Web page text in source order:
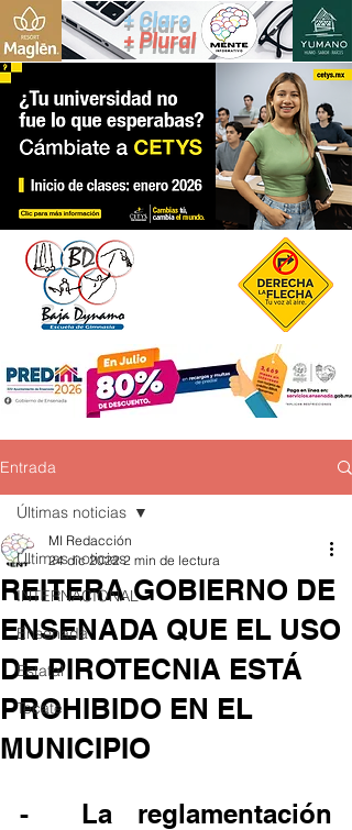
+ Claro
+ Plural
Entrada
Últimas noticias
INTERNACIONAL
Ensenada
Estatal
Tecate
Últimas noticias
REITERA GOBIERNO DE
ENSENADA QUE EL USO
DE PIROTECNIA ESTÁ
PROHIBIDO EN EL
MUNICIPIO
MI Redacción
24 dic 2022 2 min de lectura
-	La reglamentación